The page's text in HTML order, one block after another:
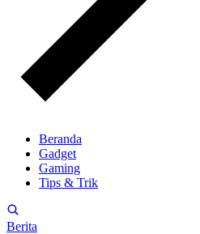
Beranda
Gadget
Gaming
Tips & Trik
Berita